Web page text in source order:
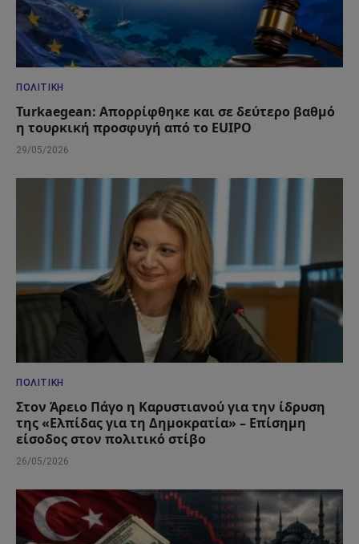
ΠΟΛΙΤΙΚΉ
Turkaegean: Απορρίφθηκε και σε δεύτερο βαθμό
η τουρκική προσφυγή από το EUIPO
29/05/2026
ΠΟΛΙΤΙΚΉ
Στον Άρειο Πάγο η Καρυστιανού για την ίδρυση
της «Ελπίδας για τη Δημοκρατία» – Επίσημη
είσοδος στον πολιτικό στίβο
26/05/2026